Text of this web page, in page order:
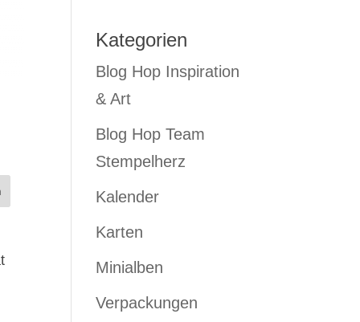
Kategorien
Blog Hop Inspiration
& Art
Blog Hop Team
Stempelherz
Kalender
Karten
Minialben
Verpackungen